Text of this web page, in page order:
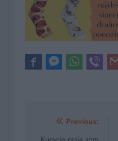
Navigácia
Previous: